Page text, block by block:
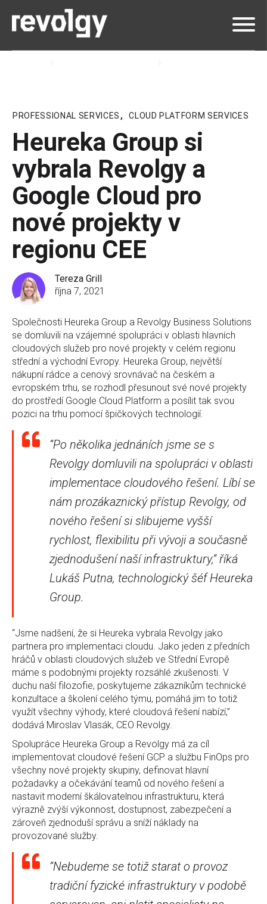
PROFESSIONAL SERVICES , CLOUD PLATFORM SERVICES
Heureka Group si
vybrala Revolgy a
Google Cloud pro
nové projekty v
regionu CEE
Tereza Grill
října 7, 2021
Společnosti Heureka Group a Revolgy Business Solutions
se domluvili na vzájemné spolupráci v oblasti hlavních
cloudových služeb pro nové projekty v celém regionu
střední a východní Evropy. Heureka Group, největší
nákupní rádce a cenový srovnávač na českém a
evropském trhu, se rozhodl přesunout své nové projekty
do prostředí Google Cloud Platform a posílit tak svou
pozici na trhu pomocí špičkových technologií.
“Po několika jednáních jsme se s
Revolgy domluvili na spolupráci v oblasti
implementace cloudového řešení. Líbí se
nám prozákaznický přístup Revolgy, od
nového řešení si slibujeme vyšší
rychlost, flexibilitu při vývoji a současně
zjednodušení naší infrastruktury,” říká
Lukáš Putna, technologický šéf Heureka
Group.
“Jsme nadšení, že si Heureka vybrala Revolgy jako
partnera pro implementaci cloudu. Jako jeden z předních
hráčů v oblasti cloudových služeb ve Střední Evropě
máme s podobnými projekty rozsáhlé zkušenosti. V
duchu naší filozofie, poskytujeme zákazníkům technické
konzultace a školení celého týmu, pomáhá jim to totiž
využít všechny výhody, které cloudová řešení nabízí,”
dodává Miroslav Vlasák, CEO Revolgy.
Spolupráce Heureka Group a Revolgy má za cíl
implementovat cloudové řešení GCP a službu FinOps pro
všechny nové projekty skupiny, definovat hlavní
požadavky a očekávání teamů od nového řešení a
nastavit moderní škálovatelnou infrastrukturu, která
výrazně zvýší výkonnost, dostupnost, zabezpečení a
zároveň zjednoduší správu a sníží náklady na
provozované služby.
“Nebudeme se totiž starat o provoz
tradiční fyzické infrastruktury v podobě